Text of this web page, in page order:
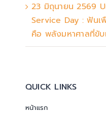
23 มิถุนายน 2569
Service Day : ฟันเ
คือ พลังมหาศาลที่ขับ
QUICK LINKS
หน้าแรก